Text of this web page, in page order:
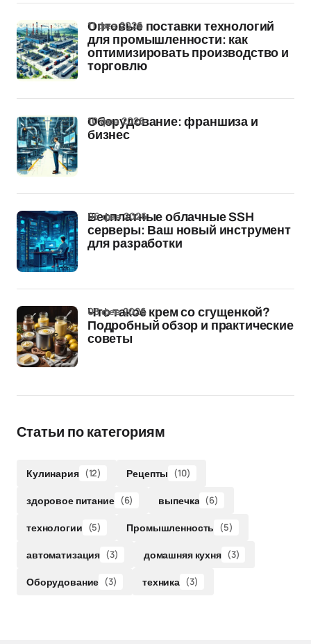
Оптовые поставки технологий
для промышленности: как
оптимизировать производство и
торговлю
11 фев 2026
Оборудование: франшиза и
бизнес
10 фев 2026
Бесплатные облачные SSH
серверы: Ваш новый инструмент
для разработки
06 фев 2026
Что такое крем со сгущенкой?
Подробный обзор и практические
советы
05 фев 2026
Статьи по категориям
Кулинария (12) Рецепты (10)
здоровое питание (6) выпечка (6)
технологии (5) Промышленность (5)
автоматизация (3) домашняя кухня (3)
Оборудование (3) техника (3)